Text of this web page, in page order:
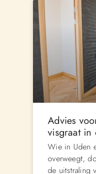
Advies
visgraat in
Wie in Uden
overweegt,
de uitstraling